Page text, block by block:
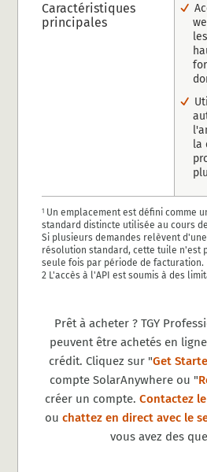
Caractéristiques
principales
la
1Un emplacement est défini comme
standard distincte utilisée au cours
Si plusieurs demandes relèvent
résolution standard, cette tuile n'est
seule fois par période de facturation.
2 L'accès à l'API est soumis à des
Prêt à acheter ? TGY
peuvent être achetés en
crédit. Cliquez sur "Get
compte SolarAnywhere ou "
créer un compte. Contactez
ou chattez en direct avec le
vous avez des